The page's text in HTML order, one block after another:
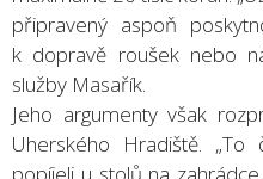
připravený aspoň
k dopravě roušek nebo
služby Masařík.
Jeho argumenty však
Uherského Hradiště.
popíjeli u stolů na